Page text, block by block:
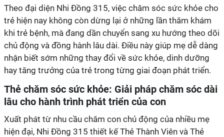
Theo đại diện Nhi Đồng 315, việc chăm sóc sức khỏe cho
trẻ hiện nay không còn dừng lại ở những lần thăm khám
khi trẻ bệnh, mà đang dần chuyển sang xu hướng theo dõi
chủ động và đồng hành lâu dài. Điều này giúp mẹ dễ dàng
nhận biết sớm những thay đổi về sức khỏe, dinh dưỡng
hay tăng trưởng của trẻ trong từng giai đoạn phát triển.
Thẻ chăm sóc sức khỏe: Giải pháp chăm sóc dài
lâu cho hành trình phát triển của con
Xuất phát từ nhu cầu chăm con chủ động của nhiều mẹ
hiện đại, Nhi Đồng 315 thiết kế Thẻ Thành Viên và Thẻ